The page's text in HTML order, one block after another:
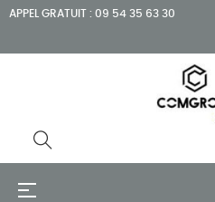
APPEL GRATUIT : 09 54 35 63 30
Umschalten
☰